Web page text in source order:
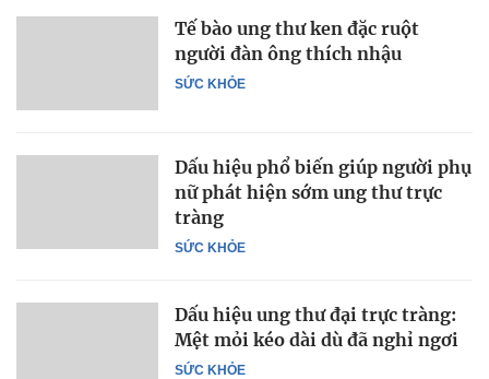
SỨC KHỎE
Tế bào ung thư ken đặc ruột
người đàn ông thích nhậu
SỨC KHỎE
Dấu hiệu phổ biến giúp người phụ
nữ phát hiện sớm ung thư trực
tràng
SỨC KHỎE
Dấu hiệu ung thư đại trực tràng:
Mệt mỏi kéo dài dù đã nghỉ ngơi